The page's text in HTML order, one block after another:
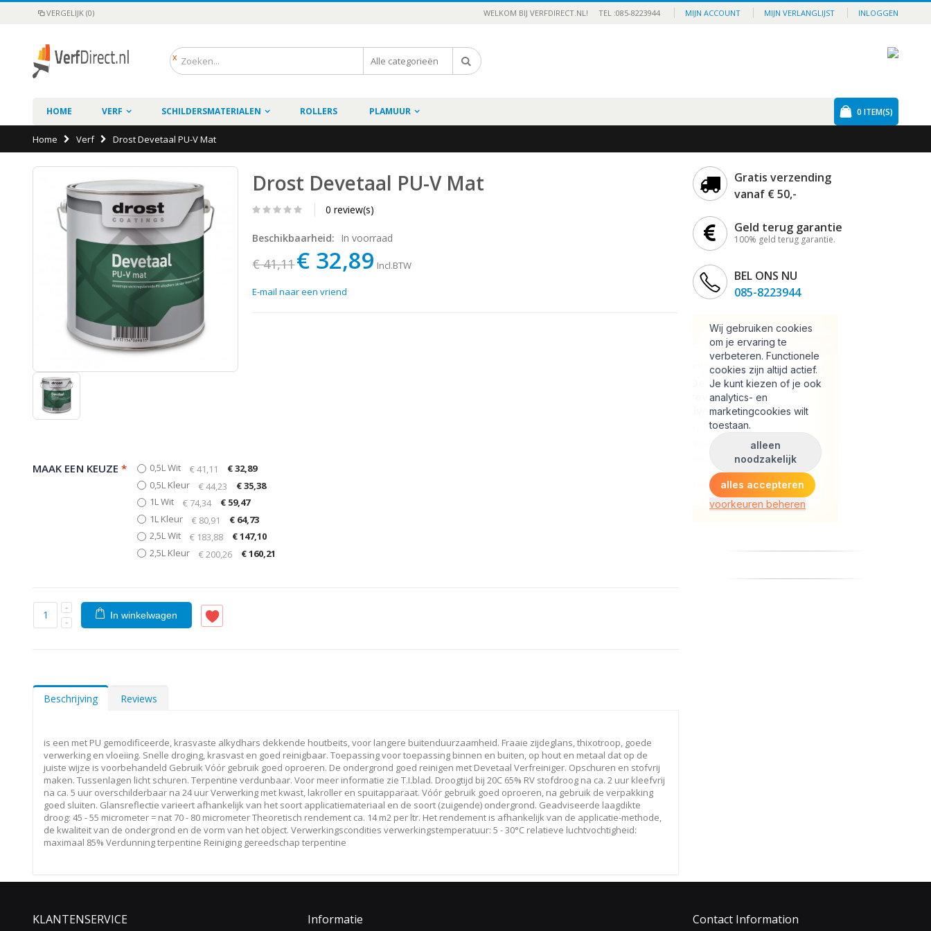
VERGELIJK (0) MIJN ACCOUNT MIJN VERLANGLIJST INLOGGEN
WELKOM BIJ VERFDIRECT.NL! TEL :085-8223944
0 ITEM(S)
HOME VERF SCHILDERSMATERIALEN ROLLERS PLAMUUR
Home Verf Drost Devetaal PU-V Mat
Drost Devetaal PU-V Mat
0 review(s)
Beschikbaarheid: In voorraad
€ 41,11€ 32,89 Incl.BTW
E-mail naar een vriend
MAAK EEN KEUZE * 0,5L Wit € 41,11
€ 32,89
0,5L Kleur
€ 44,23
€ 35,38
1L Wit
€ 74,34
€ 59,47
1L Kleur
€ 80,91
€ 64,73
2,5L Wit
€ 183,88
€ 147,10
2,5L Kleur
€ 200,26 € 160,21
In winkelwagen
Beschrijving Reviews
is een met PU gemodificeerde, krasvaste alkydhars dekkende houtbeits, voor langere buitenduurzaamheid. Fraaie zijdeglans, thixotroop, goede
verwerking en vloeiing. Snelle droging, krasvast en goed reinigbaar. Toepassing voor toepassing binnen en buiten, op hout en metaal dat op de
juiste wijze is voorbehandeld Gebruik Vóór gebruik goed oproeren. De ondergrond goed reinigen met Devetaal Verfreiniger. Opschuren en stofvrij
maken. Tussenlagen licht schuren. Terpentine verdunbaar. Voor meer informatie zie T.I.blad. Droogtijd bij 20C 65% RV stofdroog na ca. 2 uur kleefvrij
na ca. 5 uur overschilderbaar na 24 uur Verwerking met kwast, lakroller en spuitapparaat. Vóór gebruik goed oproeren, na gebruik de verpakking
goed sluiten. Glansreflectie varieert afhankelijk van het soort applicatiemateriaal en de soort (zuigende) ondergrond. Geadviseerde laagdikte
droog: 45 - 55 micrometer = nat 70 - 80 micrometer Theoretisch rendement ca. 14 m2 per ltr. Het rendement is afhankelijk van de applicatie-methode,
de kwaliteit van de ondergrond en de vorm van het object. Verwerkingscondities verwerkingstemperatuur: 5 - 30°C relatieve luchtvochtigheid:
maximaal 85% Verdunning terpentine Reiniging gereedschap terpentine
Gratis verzending
vanaf € 50,-
Geld terug garantie
100% geld terug garantie.
BEL ONS NU
085-8223944
KLANTENSERVICE Informatie Contact Information